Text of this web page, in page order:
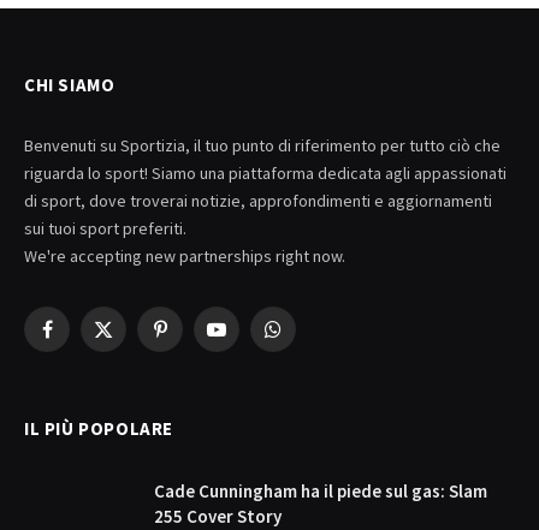
CHI SIAMO
Benvenuti su Sportizia, il tuo punto di riferimento per tutto ciò che
riguarda lo sport! Siamo una piattaforma dedicata agli appassionati
di sport, dove troverai notizie, approfondimenti e aggiornamenti
sui tuoi sport preferiti.
We're accepting new partnerships right now.
Facebook
X
PinterestYouTubeWhatsApp
IL PIÙ POPOLARE
Cade Cunningham ha il piede sul gas: Slam
255 Cover Story